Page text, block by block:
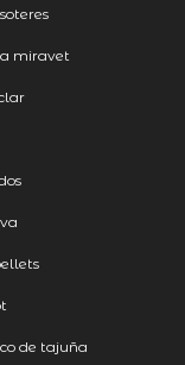
miravet
de tajuña